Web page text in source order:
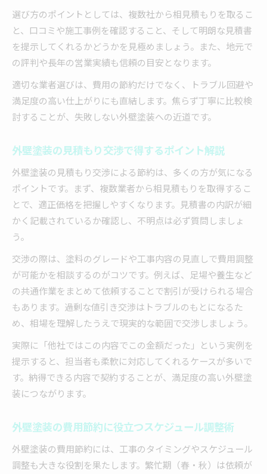
選び方のポイントとしては、複数社から相見積もりを取るこ
と、口コミや施工事例を確認すること、そして明朗な見積書
を提示してくれるかどうかを見極めましょう。また、地元で
の評判や長年の営業実績も信頼の目安となります。
適切な業者選びは、費用の節約だけでなく、トラブル回避や
満足度の高い仕上がりにも直結します。焦らず丁寧に比較検
討することが、失敗しない外壁塗装への近道です。
外壁塗装の見積もり交渉で得するポイント解説
外壁塗装の見積もり交渉による節約は、多くの方が気になる
ポイントです。まず、複数業者から相見積もりを取得するこ
とで、適正価格を把握しやすくなります。見積書の内訳が細
かく記載されているか確認し、不明点は必ず質問しましょ
う。
交渉の際は、塗料のグレードや工事内容の見直しで費用調整
が可能かを相談するのがコツです。例えば、足場や養生など
の共通作業をまとめて依頼することで割引が受けられる場合
もあります。過剰な値引き交渉はトラブルのもとになるた
め、相場を理解したうえで現実的な範囲で交渉しましょう。
実際に「他社ではこの内容でこの金額だった」という実例を
提示すると、担当者も柔軟に対応してくれるケースが多いで
す。納得できる内容で契約することが、満足度の高い外壁塗
装につながります。
外壁塗装の費用節約に役立つスケジュール調整術
外壁塗装の費用節約には、工事のタイミングやスケジュール
調整も大きな役割を果たします。繁忙期（春・秋）は依頼が